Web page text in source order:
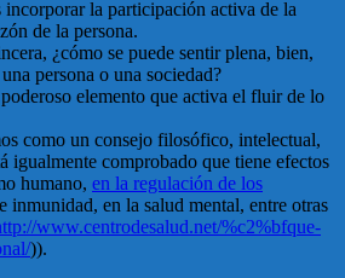
incorporar la participación activa de la
de la persona.
¿cómo se puede sentir plena, bien,
persona o una sociedad?
elemento que activa el fluir de lo
como un consejo filosófico, intelectual,
igualmente comprobado que tiene efectos
humano, en la regulación de los
inmunidad, en la salud mental, entre otras
www.centrodesalud.net/%c2%bfque-
)).